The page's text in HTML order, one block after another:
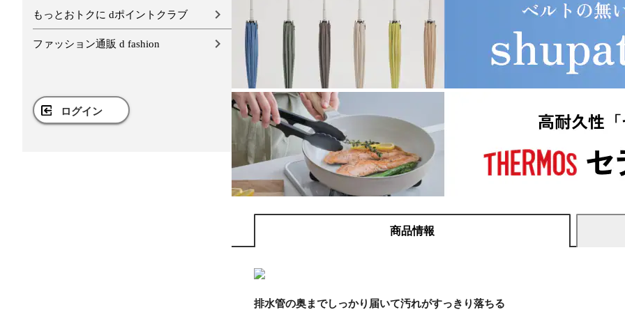
もっとおトクに dポイントクラブ
ファッション通販 d fashion
ログイン
商品情報
排水管の奥までしっかり届いて汚れがすっきり落ちる